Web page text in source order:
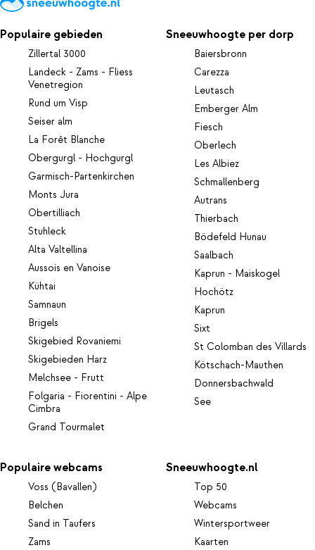
Populaire gebieden
Zillertal 3000
Landeck - Zams - Fliess
Venetregion
Rund um Visp
Seiser alm
La Forêt Blanche
Obergurgl - Hochgurgl
Garmisch-Partenkirchen
Monts Jura
Obertilliach
Stuhleck
Alta Valtellina
Aussois en Vanoise
Kühtai
Samnaun
Brigels
Skigebied Rovaniemi
Skigebieden Harz
Melchsee - Frutt
Folgaria - Fiorentini - Alpe
Cimbra
Grand Tourmalet
Sneeuwhoogte per dorp
Baiersbronn
Carezza
Leutasch
Emberger Alm
Fiesch
Oberlech
Les Albiez
Schmallenberg
Autrans
Thierbach
Bödefeld Hunau
Saalbach
Kaprun - Maiskogel
Hochötz
Kaprun
Sixt
St Colomban des Villards
Kötschach-Mauthen
Donnersbachwald
See
Populaire webcams
Voss (Bavallen)
Belchen
Sand in Taufers
Zams
Sneeuwhoogte.nl
Top 50
Webcams
Wintersportweer
Kaarten